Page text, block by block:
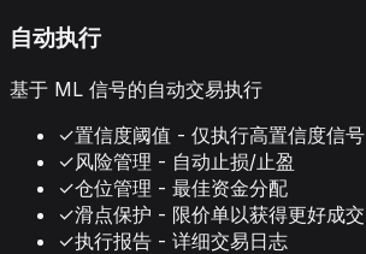
自动执行
基于 ML 信号的自动交易执行
✓置信度阈值 - 仅执行高置信度信号
✓风险管理 - 自动止损/止盈
✓仓位管理 - 最佳资金分配
✓滑点保护 - 限价单以获得更好成交
✓执行报告 - 详细交易日志